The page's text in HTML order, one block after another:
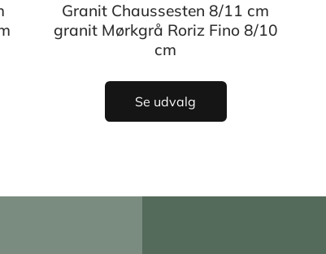
Granit Chaussesten 8/11 cm
granit Mørkgrå Roriz Fino 8/10
cm
Se udvalg